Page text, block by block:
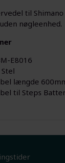
til
nøgleenhed.
E8016
længde
til Steps